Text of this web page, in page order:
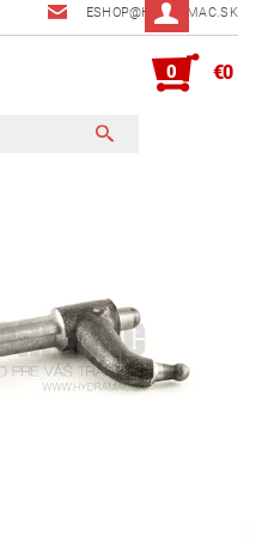
ESHOP@HYDRAMAC.SK
0 €0